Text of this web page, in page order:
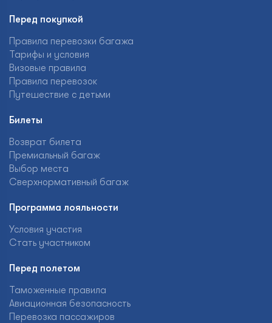
Перед покупкой
Правила перевозки багажа
Тарифы и условия
Визовые правила
Правила перевозок
Путешествие с детьми
Билеты
Возврат билета
Премиальный багаж
Выбор места
Сверхнормативный багаж
Программа лояльности
Условия участия
Стать участником
Перед полетом
Таможенные правила
Авиационная безопасность
Перевозка пассажиров